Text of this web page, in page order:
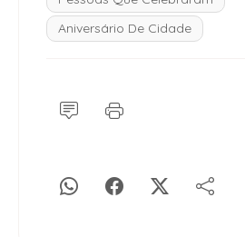
Aniversário De Cidade